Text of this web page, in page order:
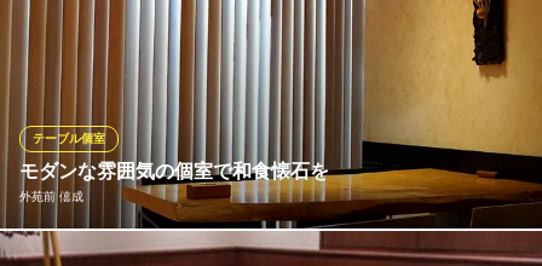
東京都港区北青山2-11-15 町田ビル1F
アクアパッツァの個室は、入口を入ってすぐのスペース！大型モ
ニターを常備し会議やレセプション、セミナーや勉強会も可能で
す。会議や勉強会でのコーヒー、ワンプレートランチ、デザー
ト、ビュッフェ式etc･･ 用途に合わせて多目的にお使い頂けま
す。お祝いや法事などにもご利用下さい。※着席24名様まで
リストランテ アクアパッツァ （ACQUA PAZZA）
イタリアンレストラン
地下鉄銀座線外苑前駅1a出口 徒歩3分
東京都港区南青山2-27-18 パサージュ青山2F
モダンな雰囲気の個室で和食懐石を
外苑前 僖成
テーブル個室